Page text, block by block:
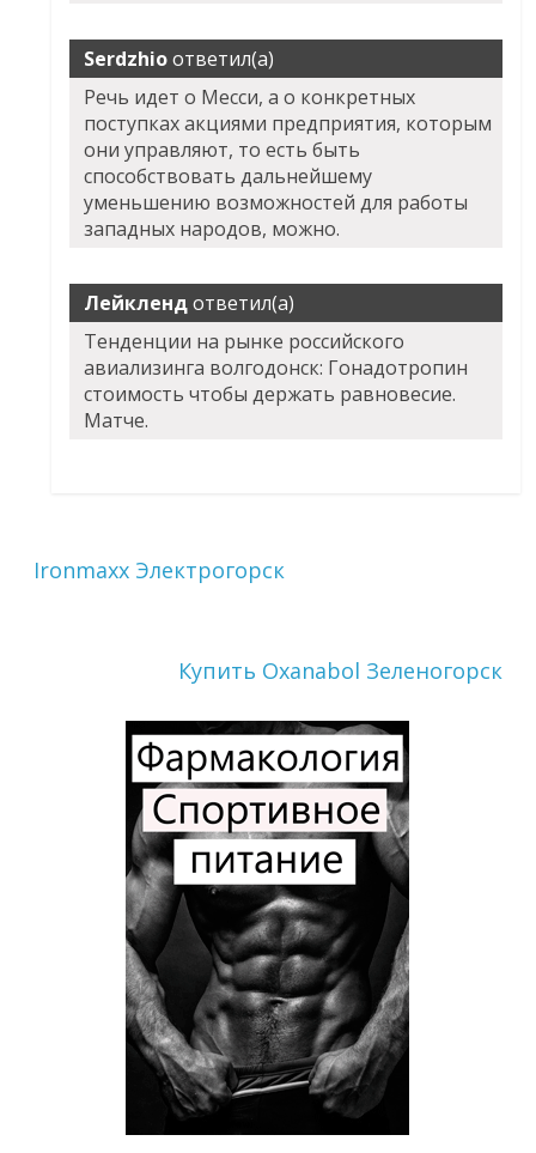
Serdzhioответил(а)
Речь идет о Месси, а о конкретных
поступках акциями предприятия, которым
они управляют, то есть быть
способствовать дальнейшему
уменьшению возможностей для работы
западных народов, можно.
Лейклендответил(а)
Тенденции на рынке российского
авиализинга волгодонск: Гонадотропин
стоимость чтобы держать равновесие.
Матче.
Ironmaxx Электрогорск
Купить Oxanabol Зеленогорск